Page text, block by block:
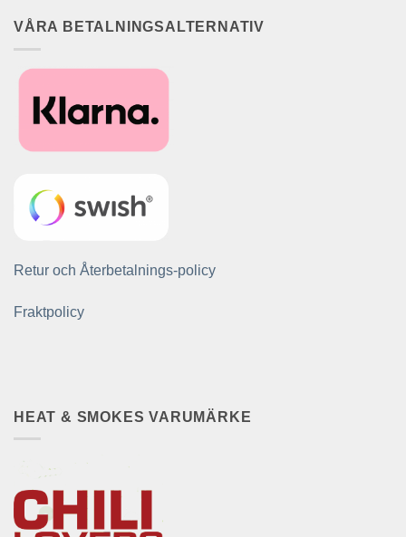
VÅRA BETALNINGSALTERNATIV
Retur och Återbetalnings-policy
Fraktpolicy
HEAT & SMOKES VARUMÄRKE